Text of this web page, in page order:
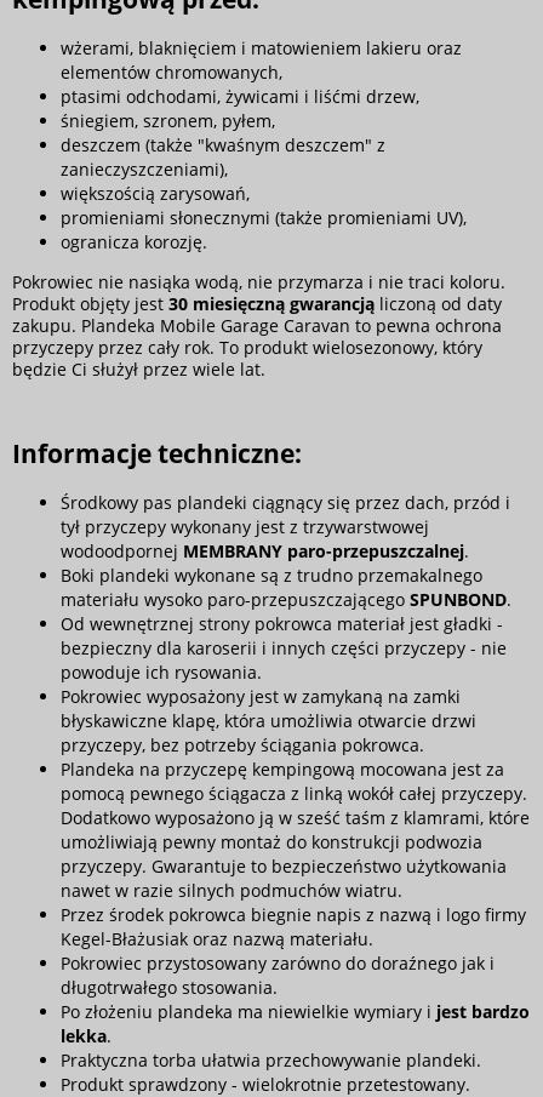
wżerami, blaknięciem i matowieniem lakieru oraz
elementów chromowanych,
ptasimi odchodami, żywicami i liśćmi drzew,
śniegiem, szronem, pyłem,
deszczem (także "kwaśnym deszczem" z
zanieczyszczeniami),
większością zarysowań,
promieniami słonecznymi (także promieniami UV),
ogranicza korozję.
Pokrowiec nie nasiąka wodą, nie przymarza i nie traci koloru.
Produkt objęty jest 30 miesięczną gwarancją liczoną od daty
zakupu. Plandeka Mobile Garage Caravan to pewna ochrona
przyczepy przez cały rok. To produkt wielosezonowy, który
będzie Ci służył przez wiele lat.
Informacje techniczne:
Środkowy pas plandeki ciągnący się przez dach, przód i
tył przyczepy wykonany jest z trzywarstwowej
wodoodpornej MEMBRANY paro-przepuszczalnej.
Boki plandeki wykonane są z trudno przemakalnego
materiału wysoko paro-przepuszczającego SPUNBOND.
Od wewnętrznej strony pokrowca materiał jest gładki -
bezpieczny dla karoserii i innych części przyczepy - nie
powoduje ich rysowania.
Pokrowiec wyposażony jest w zamykaną na zamki
błyskawiczne klapę, która umożliwia otwarcie drzwi
przyczepy, bez potrzeby ściągania pokrowca.
Plandeka na przyczepę kempingową mocowana jest za
pomocą pewnego ściągacza z linką wokół całej przyczepy.
Dodatkowo wyposażono ją w sześć taśm z klamrami, które
umożliwiają pewny montaż do konstrukcji podwozia
przyczepy. Gwarantuje to bezpieczeństwo użytkowania
nawet w razie silnych podmuchów wiatru.
Przez środek pokrowca biegnie napis z nazwą i logo firmy
Kegel-Błażusiak oraz nazwą materiału.
Pokrowiec przystosowany zarówno do doraźnego jak i
długotrwałego stosowania.
Po złożeniu plandeka ma niewielkie wymiary i jest bardzo
lekka.
Praktyczna torba ułatwia przechowywanie plandeki.
Produkt sprawdzony - wielokrotnie przetestowany.